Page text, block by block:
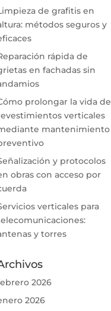
de grafitis en
métodos seguros y
rápida de
en fachadas sin
prolongar la vida de
verticales
mantenimiento
y protocolos
obras con acceso por
verticales para
y torres
2026
2026